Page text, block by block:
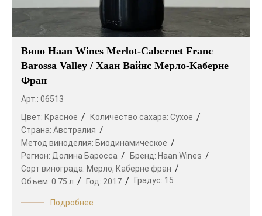
Вино Haan Wines Merlot-Cabernet Franc
Barossa Valley / Хаан Вайнс Мерло-Каберне
Фран
Арт.: 06513
Цвет: Красное Количество сахара: Сухое
Страна: Австралия
Метод виноделия: Биодинамическое
Регион: Долина Баросса Бренд: Haan Wines
Сорт винограда: Мерло, Каберне фран
Объем: 0.75 л Год: 2017 Градус: 15
Подробнее